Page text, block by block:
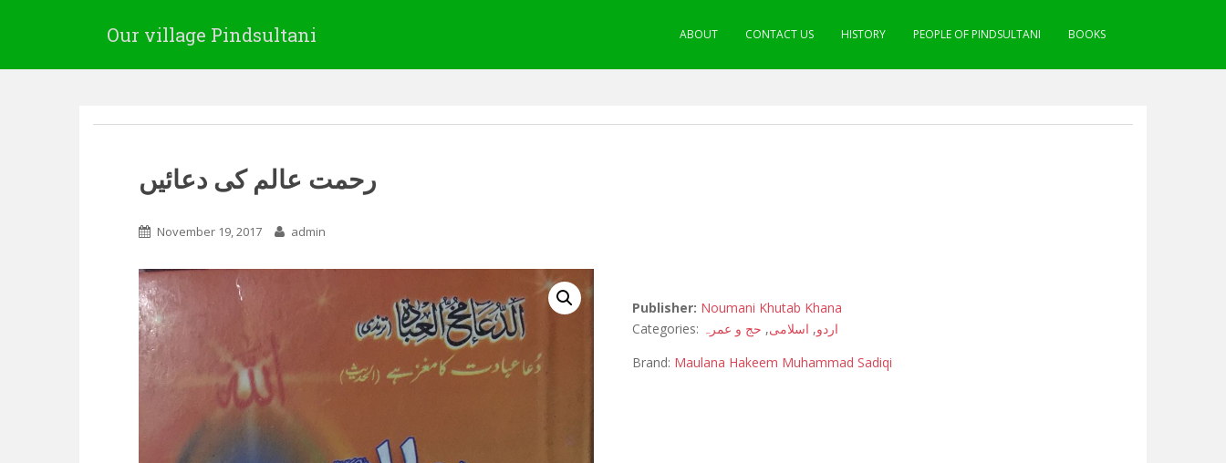
Our village Pindsultani ABOUT CONTACT US HISTORY PEOPLE OF PINDSULTANI BOOKS
رحمت عالم کی دعائیں
November 19, 2017 admin
Publisher: Noumani Khutab Khana
Categories:
اردو, اسلامی, حج و عمرہ
Brand: Maulana Hakeem Muhammad Sadiqi